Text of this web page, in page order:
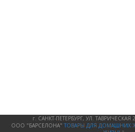
г. САНКТ-ПЕТЕРБУРГ, УЛ. ТАВРИЧЕСКАЯ
ООО "БАРСЕЛОНА" ТОВАРЫ ДЛЯ ДОМАШНИХ